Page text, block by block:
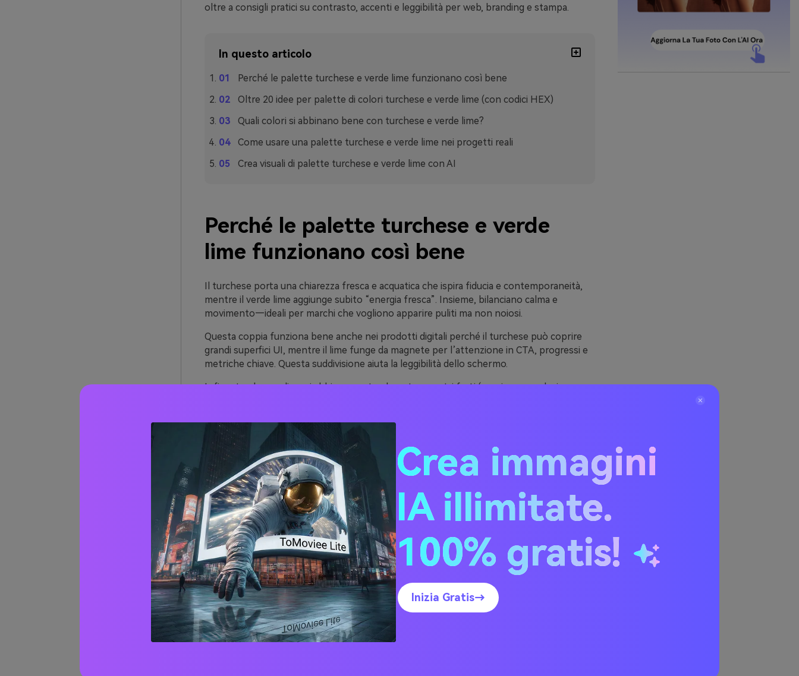
oltre a consigli pratici su contrasto, accenti e leggibilità per web, branding e stampa.
In questo articolo
Perché le palette turchese e verde lime funzionano così bene
Oltre 20 idee per palette di colori turchese e verde lime (con codici HEX)
Quali colori si abbinano bene con turchese e verde lime?
Come usare una palette turchese e verde lime nei progetti reali
Crea visuali di palette turchese e verde lime con AI
Perché le palette turchese e verde
lime funzionano così bene
Il turchese porta una chiarezza fresca e acquatica che ispira fiducia e contemporaneità,
mentre il verde lime aggiunge subito “energia fresca”. Insieme, bilanciano calma e
movimento—ideali per marchi che vogliono apparire puliti ma non noiosi.
Questa coppia funziona bene anche nei prodotti digitali perché il turchese può coprire
grandi superfici UI, mentre il lime funge da magnete per l’attenzione in CTA, progressi e
metriche chiave. Questa suddivisione aiuta la leggibilità dello schermo.
Infine, turchese e lime si abbinano naturalmente a neutri forti (quasi-nero, ardesia,
Oltre 20 idee per palette di colori
turchese e verde lime (con codici
HEX)
1) Laguna Lime Splash
Crea immagini
IA illimitate.
100% gratis!
Inizia Gratis→